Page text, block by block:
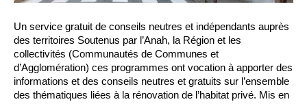
Un service gratuit de conseils neutres et indépendants auprès
des territoires Soutenus par l’Anah, la Région et les
collectivités (Communautés de Communes et
d’Agglomération) ces programmes ont vocation à apporter des
informations et des conseils neutres et gratuits sur l’ensemble
des thématiques liées à la rénovation de l’habitat privé. Mis en